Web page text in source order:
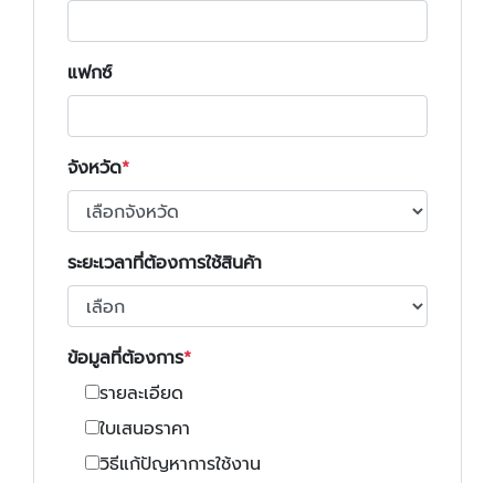
แฟกซ์
จังหวัด
ระยะเวลาที่ต้องการใช้สินค้า
ข้อมูลที่ต้องการ
รายละเอียด
ใบเสนอราคา
วิธีแก้ปัญหาการใช้งาน